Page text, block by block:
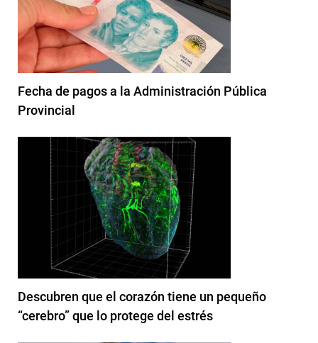
Fecha de pagos a la Administración Pública
Provincial
Descubren que el corazón tiene un pequeño
“cerebro” que lo protege del estrés